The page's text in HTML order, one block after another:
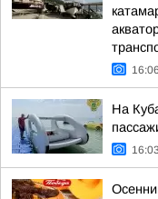
16:06
На
16:03